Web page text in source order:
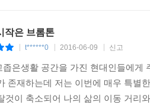
작은 브롬톤
t******0 2016-06-09 신고
좁은생활 공간을 가진 현대인들에게
존재하는데 저는 이번에 매우 특별
것이 축소되어 나의 삶의 이동 거리